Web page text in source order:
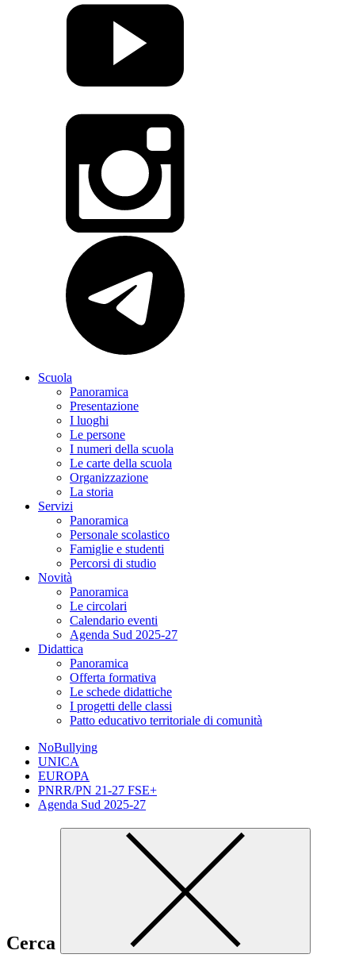
Scuola
Panoramica
Presentazione
I luoghi
Le persone
I numeri della scuola
Le carte della scuola
Organizzazione
La storia
Servizi
Panoramica
Personale scolastico
Famiglie e studenti
Percorsi di studio
Novità
Panoramica
Le circolari
Calendario eventi
Agenda Sud 2025-27
Didattica
Panoramica
Offerta formativa
Le schede didattiche
I progetti delle classi
Patto educativo territoriale di comunità
NoBullying
UNICA
EUROPA
PNRR/PN 21-27 FSE+
Agenda Sud 2025-27
Cerca